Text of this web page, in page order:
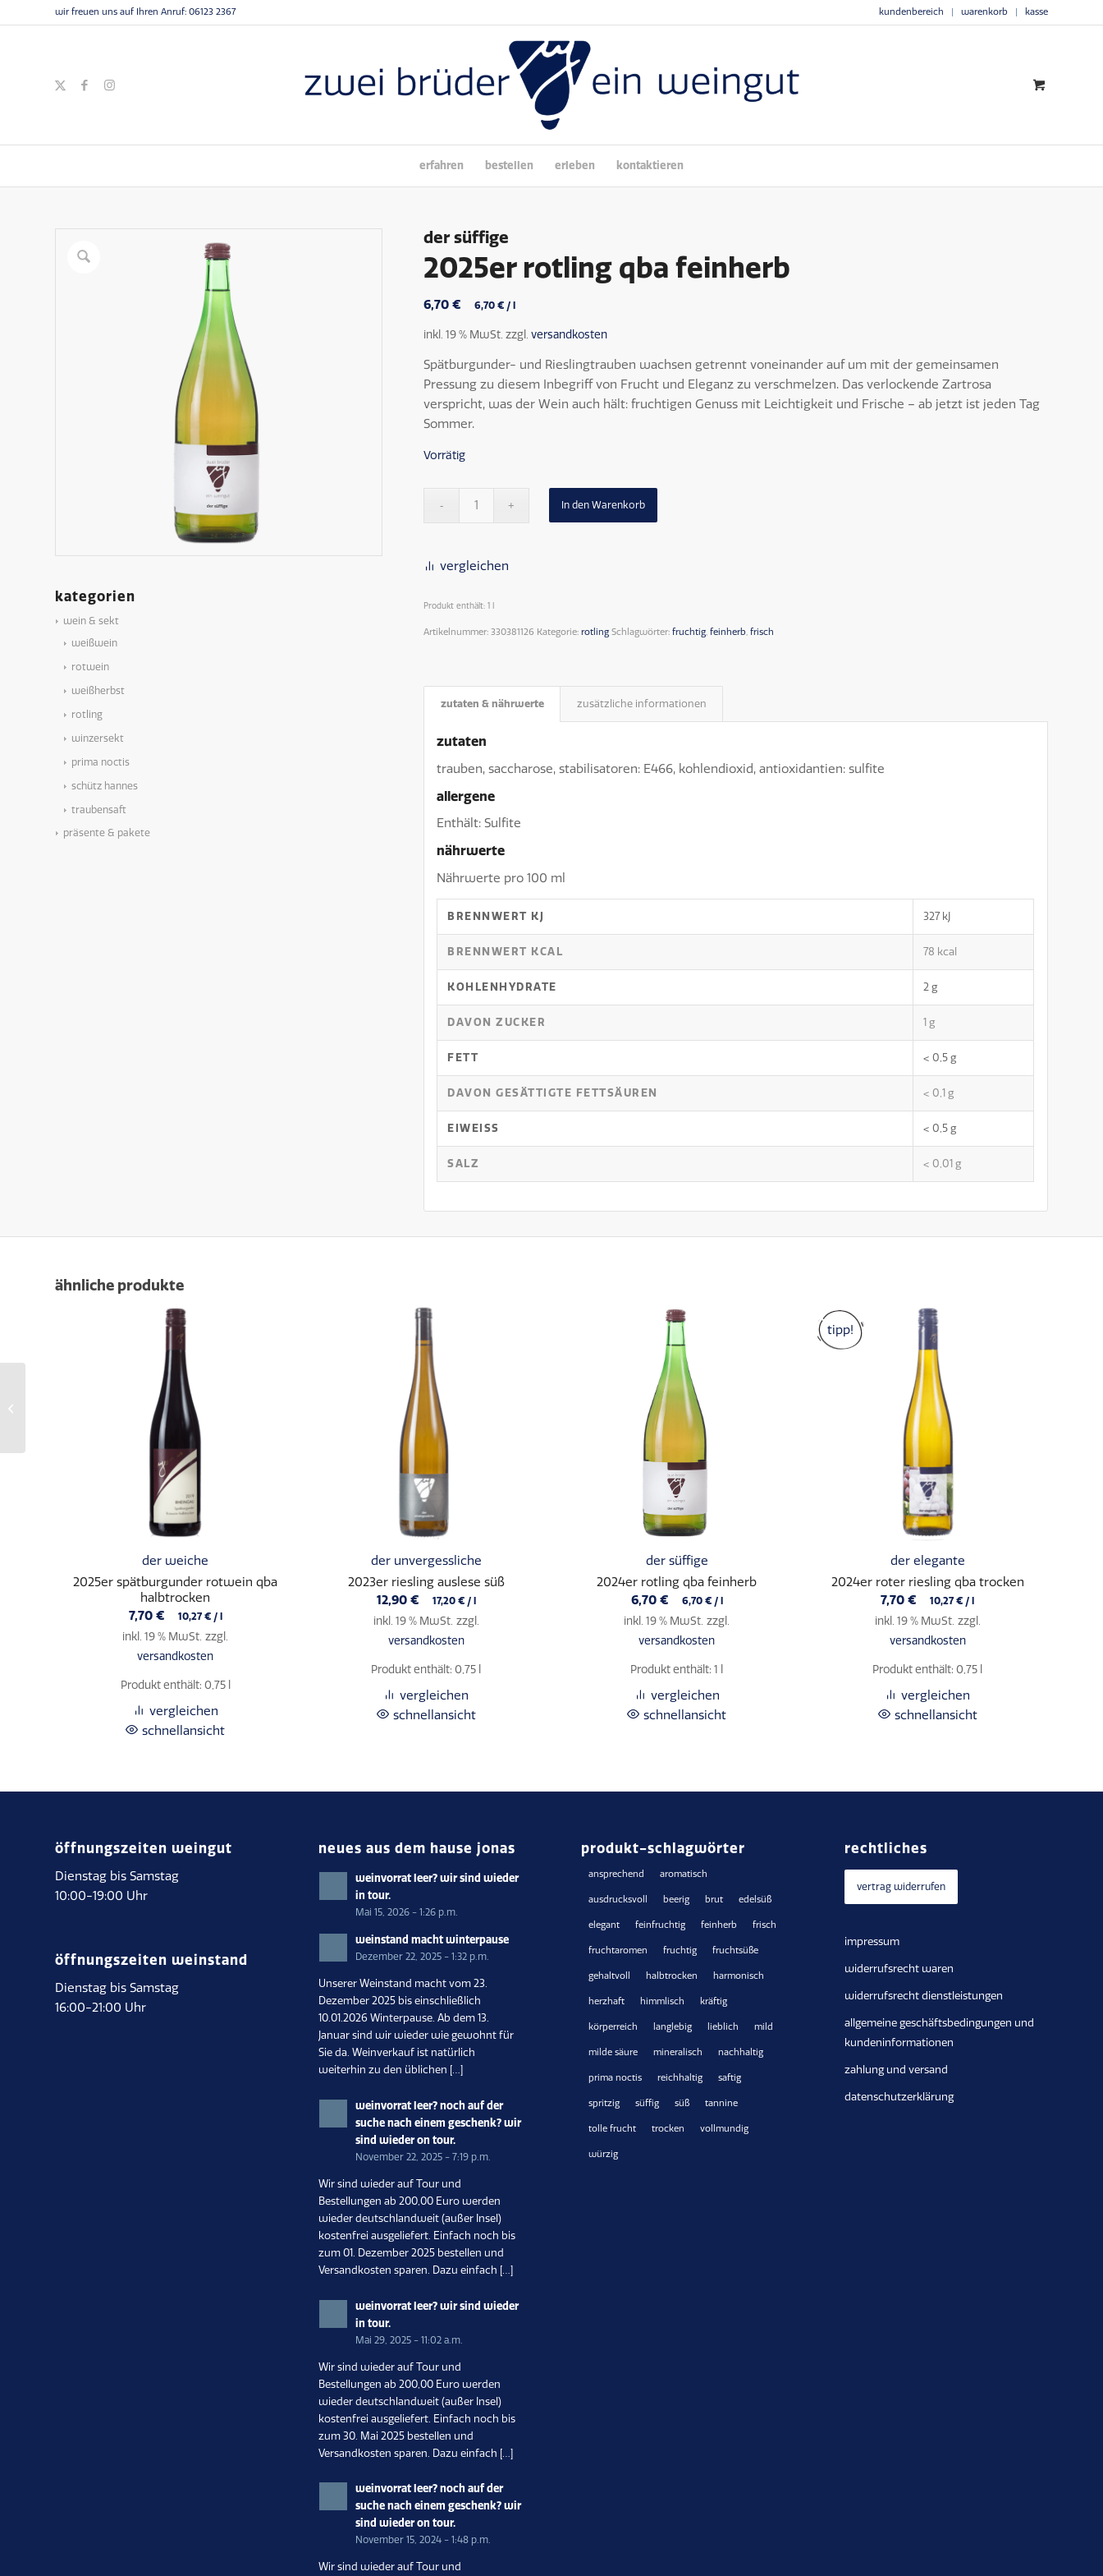
kundenbereich warenkorb kasse
wir freuen uns auf Ihren Anruf: 06123 2367
erfahren bestellen erleben kontaktieren
kategorien
wein & sekt
weißwein
rotwein
weißherbst
rotling
winzersekt
prima noctis
schütz hannes
traubensaft
präsente & pakete
der süffige
2025er rotling qba feinherb
6,70€ 6,70€ /
inkl. 19 % MwSt. zzgl.versandkosten
Spätburgunder- und Rieslingtrauben wachsen getrennt voneinander auf um mit der gemeinsamen
Pressung zu diesem Inbegriff von Frucht und Eleganz zu verschmelzen. Das verlockende Zartrosa
verspricht, was der Wein auch hält: fruchtigen Genuss mit Leichtigkeit und Frische – ab jetzt ist jeden Tag
Sommer.
Vorrätig
In den Warenkorb
vergleichen
Produkt enthält: 1
Artikelnummer:330381126 Kategorie:rotling Schlagwörter:fruchtig,feinherb,frisch
zutaten & nährwerte zusätzliche informationen
zutaten
trauben, saccharose, stabilisatoren: E466, kohlendioxid, antioxidantien: sulfite
allergene
Enthält: Sulfite
nährwerte
Nährwerte pro 100 ml
BRENNWERT KJ 327 kJ
BRENNWERT KCAL 78 kcal
KOHLENHYDRATE 2 g
DAVON ZUCKER 1 g
FETT < 0,5 g
DAVON GESÄTTIGTE FETTSÄUREN < 0,1 g
EIWEISS < 0,5 g
SALZ < 0,01 g
ähnliche produkte
der weiche
2025er spätburgunder rotwein qba
halbtrocken
7,70 € 10,27 €/
inkl. 19 % MwSt. zzgl.
versandkosten
Produkt enthält: 0,75
vergleichen
schnellansicht
der unvergessliche
2023er riesling auslese süß
12,90 € 17,20 €/
inkl. 19 % MwSt. zzgl.
versandkosten
Produkt enthält: 0,75
vergleichen
schnellansicht
der süffige
2024er rotling qba feinherb
6,70 € 6,70 €/
inkl. 19 % MwSt. zzgl.
versandkosten
Produkt enthält: 1
vergleichen
schnellansicht
tipp!
der elegante
2024er roter riesling qba trocken
7,70€ 10,27€ /
inkl. 19 % MwSt. zzgl.
versandkosten
Produkt enthält: 0,75
vergleichen
schnellansicht
öffnungszeiten weingut
Dienstag bis Samstag
10:00-19:00 Uhr
öffnungszeiten weinstand
Dienstag bis Samstag
16:00-21:00 Uhr
neues aus dem hause jonas
weinvorrat leer? wir sind wieder
in tour.
Mai 15, 2026 - 1:26 p.m.
weinstand macht winterpause
Dezember 22, 2025 - 1:32 p.m.
Unserer Weinstand macht vom 23.
Dezember 2025 bis einschließlich
10.01.2026 Winterpause. Ab dem 13.
Januar sind wir wieder wie gewohnt für
Sie da. Weinverkauf ist natürlich
weiterhin zu den üblichen […]
weinvorrat leer? noch auf der
suche nach einem geschenk? wir
sind wieder on tour.
November 22, 2025 - 7:19 p.m.
Wir sind wieder auf Tour und
Bestellungen ab 200,00 Euro werden
wieder deutschlandweit (außer Insel)
kostenfrei ausgeliefert. Einfach noch bis
zum 01. Dezember 2025 bestellen und
Versandkosten sparen. Dazu einfach […]
weinvorrat leer? wir sind wieder
in tour.
Mai 29, 2025 - 11:02 a.m.
Wir sind wieder auf Tour und
Bestellungen ab 200,00 Euro werden
wieder deutschlandweit (außer Insel)
kostenfrei ausgeliefert. Einfach noch bis
zum 30. Mai 2025 bestellen und
Versandkosten sparen. Dazu einfach […]
weinvorrat leer? noch auf der
suche nach einem geschenk? wir
sind wieder on tour.
November 15, 2024 - 1:48 p.m.
Wir sind wieder auf Tour und
produkt-schlagwörter
ansprechend aromatisch
ausdrucksvoll beerig brut edelsüß
elegant feinfruchtig feinherb frisch
fruchtaromen fruchtig fruchtsüße
gehaltvoll halbtrocken harmonisch
herzhaft himmlisch kräftig
körperreich langlebig lieblich mild
milde säure mineralisch nachhaltig
prima noctis reichhaltig saftig
spritzig süffig süß tannine
tolle frucht trocken vollmundig
würzig
rechtliches
vertrag widerrufen
impressum
widerrufsrecht waren
widerrufsrecht dienstleistungen
allgemeine geschäftsbedingungen und
kundeninformationen
zahlung und versand
datenschutzerklärung